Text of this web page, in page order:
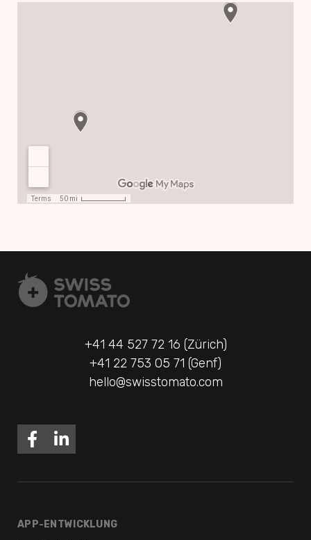
+41 44 527 72 16 (Zürich)
+41 22 753 05 71 (Genf)
hello@swisstomato.com
APP-ENTWICKLUNG